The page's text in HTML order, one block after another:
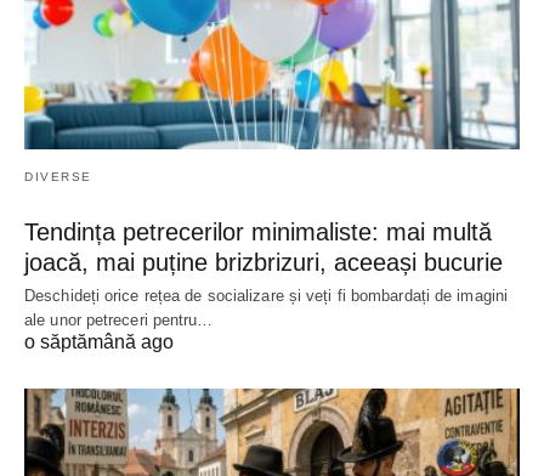
DIVERSE
Tendința petrecerilor minimaliste: mai multă
joacă, mai puține brizbrizuri, aceeași bucurie
Deschideți orice rețea de socializare și veți fi bombardați de imagini
ale unor petreceri pentru…
o săptămână ago